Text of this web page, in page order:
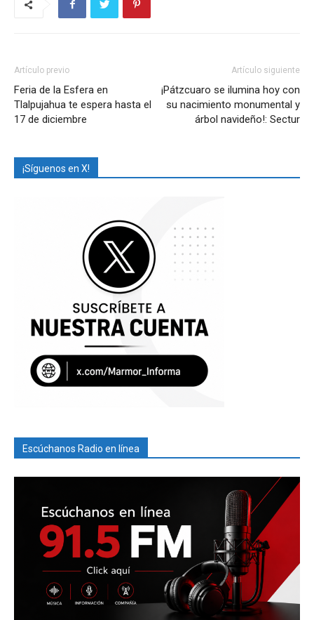
Artículo previo
Feria de la Esfera en
Tlalpujahua te espera hasta el
17 de diciembre
Artículo siguiente
¡Pátzcuaro se ilumina hoy con
su nacimiento monumental y
árbol navideño!: Sectur
¡Síguenos en X!
Escúchanos Radio en línea